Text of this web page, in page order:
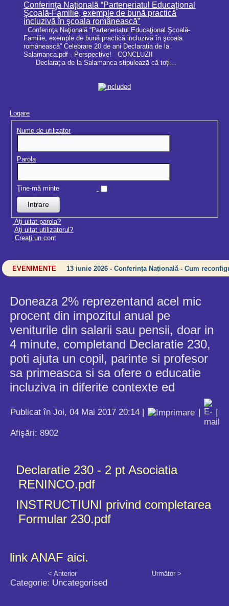
Conferinţa Naţională “Parteneriatul Educaţional
Şcoală-Familie, exemple de bună practică
incluzivă în şcoala românească”
Conferinţa Naţională “Parteneriatul Educaţional Şcoală-
Familie, exemple de bună practică incluzivă în şcoala
românească” Celebrare 20 de ani Declaratia de la
Salamanca.pdf - Perspective! CONCLUZII
Declarația de la Salamanca stipulează că toţi…
Logare
Nume de utilizator
Parola
Ţine-mă minte
Aţi uitat parola?
Aţi uitat utilizatorul?
Creaţi un cont
EVENIMENTE 13 iunie 2026 - Conferința Națională - Cum
Doneaza 2% reprezentand acel mic
procent din impozitul anual pe
veniturile din salarii sau pensii, doar in
4 minute, completand Declaratie 230,
poti ajuta un copil, parinte si profesor
sa primeasca si sa ofere o educatie
incluziva in diferite contexte ed
Publicat în Joi, 04 Mai 2017 20:14
Afişări: 8902
Declaratie 230 - 2 pt Asociatia
RENINCO.pdf
INSTRUCTIUNI privind completarea
Formular 230.pdf
link ANAF aici.
< Anterior Următor >
Categorie: Uncategorised